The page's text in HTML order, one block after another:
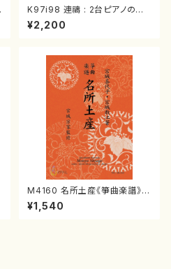
K97i98 連禱 : 2台ピアノのた
めの（2 Pianos / 菊池 幸夫 /
楽譜）
¥2,200
M4160 名所土産《箏曲楽譜》
（箏/宮城喜代子・宮城数江著・
宮城宗家監修/箏曲古典楽譜）
¥1,540